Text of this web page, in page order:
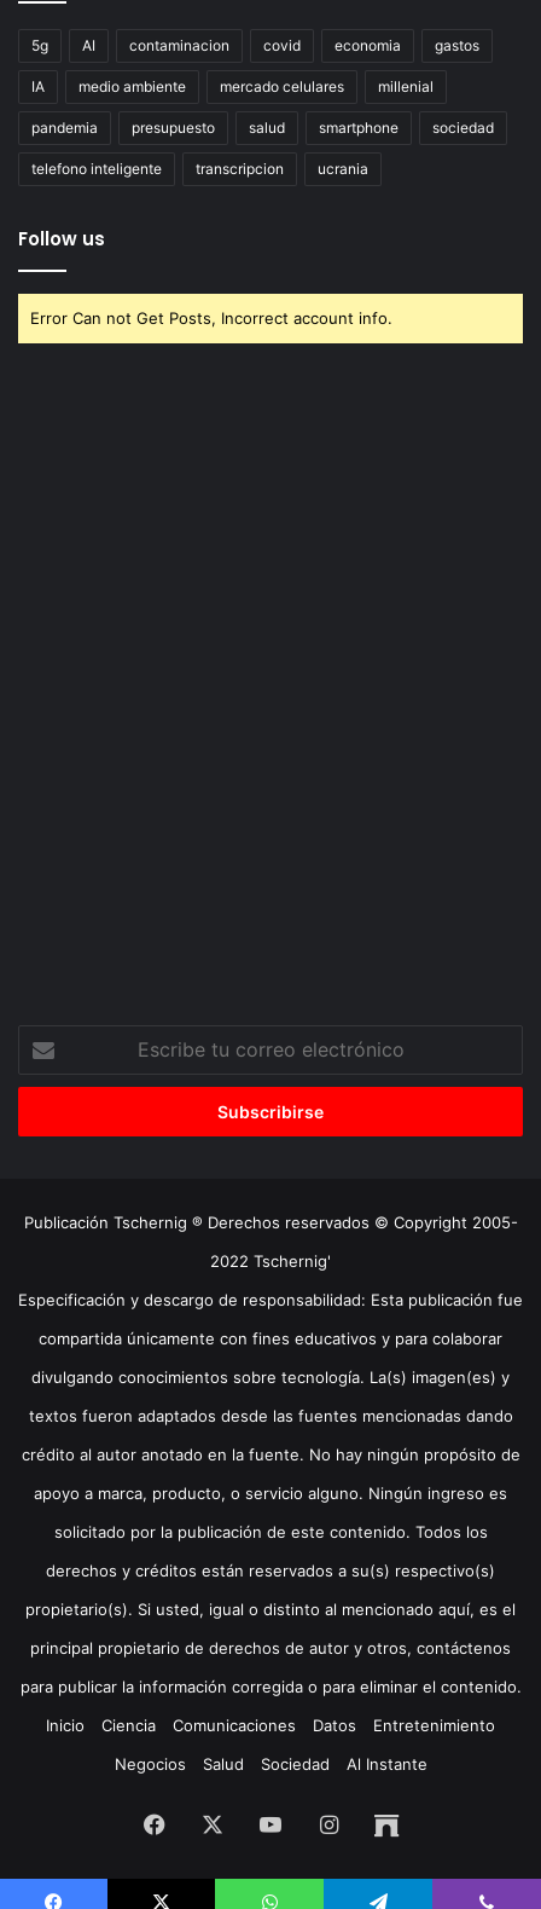
5g AI contaminacion covid economia gastos
IA medio ambiente mercado celulares millenial
pandemia presupuesto salud smartphone sociedad
telefono inteligente transcripcion ucrania
Follow us
Error Can not Get Posts, Incorrect account info.
correo
Publicación Tschernig ® Derechos reservados © Copyright 2005-
2022 Tschernig'
Especificación y descargo de responsabilidad: Esta publicación fue
compartida únicamente con fines educativos y para colaborar
divulgando conocimientos sobre tecnología. La(s) imagen(es) y
textos fueron adaptados desde las fuentes mencionadas dando
crédito al autor anotado en la fuente. No hay ningún propósito de
apoyo a marca, producto, o servicio alguno. Ningún ingreso es
solicitado por la publicación de este contenido. Todos los
derechos y créditos están reservados a su(s) respectivo(s)
propietario(s). Si usted, igual o distinto al mencionado aquí, es el
principal propietario de derechos de autor y otros, contáctenos
para publicar la información corregida o para eliminar el contenido.
Inicio
Ciencia Comunicaciones Datos
Entretenimiento
Negocios
Salud Sociedad Al Instante
Facebook YouTubeInstagramArchive